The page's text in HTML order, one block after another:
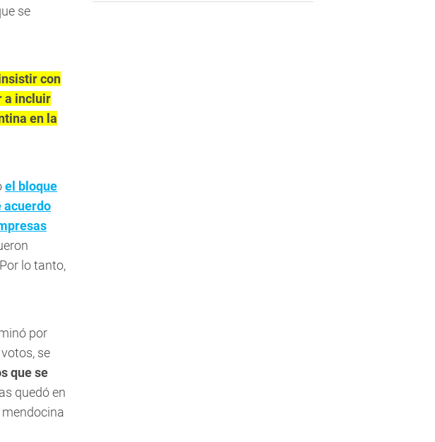
se
con
a incluir
en la
el bloque
acuerdo
lo tanto,
por
se
que se
quedó en
mendocina